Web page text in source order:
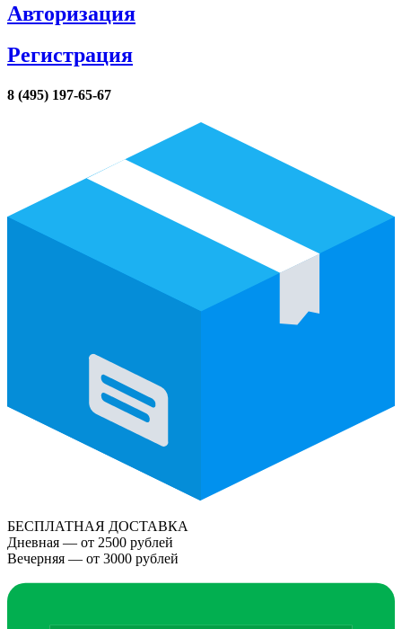
Авторизация
Регистрация
8 (495) 197-65-67
БЕСПЛАТНАЯ ДОСТАВКА
Дневная — от 2500 рублей
Вечерняя — от 3000 рублей